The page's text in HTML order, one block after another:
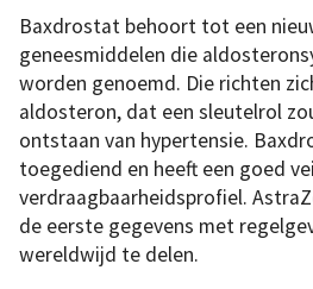
Baxdrostat behoort tot een
geneesmiddelen die
worden genoemd. Die richten
aldosteron, dat een sleutelrol
ontstaan van hypertensie.
toegediend en heeft een goed
verdraagbaarheidsprofiel.
de eerste gegevens met
wereldwijd te delen.